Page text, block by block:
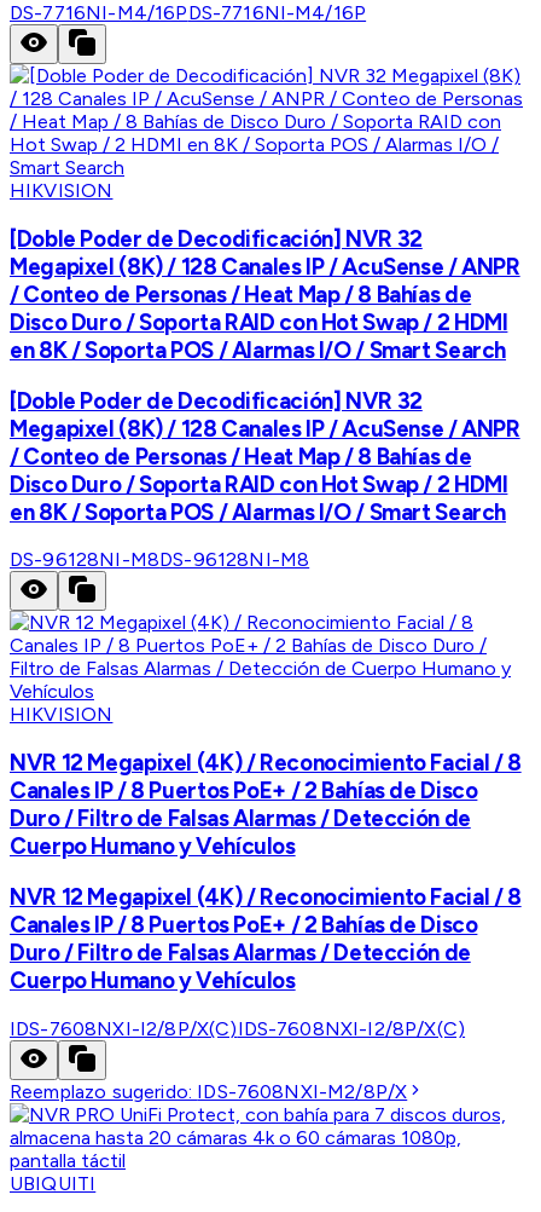
DS-7716NI-M4/16PDS-7716NI-M4/16P
HIKVISION
[Doble Poder de Decodificación] NVR 32
Megapixel (8K) / 128 Canales IP / AcuSense / ANPR
/ Conteo de Personas / Heat Map / 8 Bahías de
Disco Duro / Soporta RAID con Hot Swap / 2 HDMI
en 8K / Soporta POS / Alarmas I/O / Smart Search
[Doble Poder de Decodificación] NVR 32
Megapixel (8K) / 128 Canales IP / AcuSense / ANPR
/ Conteo de Personas / Heat Map / 8 Bahías de
Disco Duro / Soporta RAID con Hot Swap / 2 HDMI
en 8K / Soporta POS / Alarmas I/O / Smart Search
DS-96128NI-M8DS-96128NI-M8
HIKVISION
NVR 12 Megapixel (4K) / Reconocimiento Facial / 8
Canales IP / 8 Puertos PoE+ / 2 Bahías de Disco
Duro / Filtro de Falsas Alarmas / Detección de
Cuerpo Humano y Vehículos
NVR 12 Megapixel (4K) / Reconocimiento Facial / 8
Canales IP / 8 Puertos PoE+ / 2 Bahías de Disco
Duro / Filtro de Falsas Alarmas / Detección de
Cuerpo Humano y Vehículos
IDS-7608NXI-I2/8P/X(C)IDS-7608NXI-I2/8P/X(C)
Reemplazo sugerido: IDS-7608NXI-M2/8P/X
UBIQUITI